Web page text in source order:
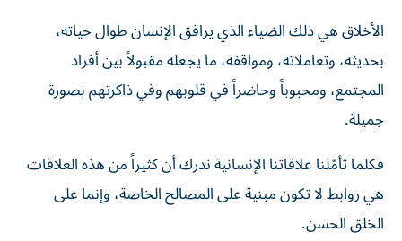
الأخلاق هي ذلك الضياء الذي يرافق الإنسان طوال حياته،
بحديثه، وتعاملاته، ومواقفه، ما يجعله مقبولاً بين أفراد
المجتمع، ومحبوباً وحاضراً في قلوبهم وفي ذاكرتهم بصورة
جميلة.
فكلما تأمّلنا علاقاتنا الإنسانية ندرك أن كثيراً من هذه العلاقات
هي روابط لا تكون مبنية على المصالح الخاصة، وإنما على
الخلق الحسن.